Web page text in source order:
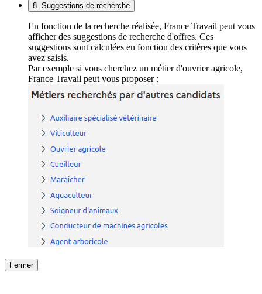
8. Suggestions de recherche
En fonction de la recherche réalisée, France Travail peut vous
afficher des suggestions de recherche d'offres. Ces
suggestions sont calculées en fonction des critères que vous
avez saisis.
Par exemple si vous cherchez un métier d'ouvrier agricole,
France Travail peut vous proposer :
Fermer